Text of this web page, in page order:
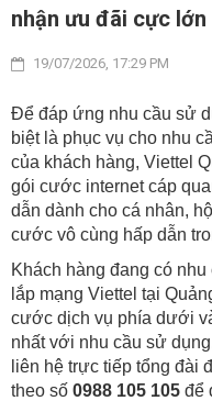
nhận ưu đãi cực lớn
19/07/2026, 17:29 PM
Để đáp ứng nhu cầu sử
biệt là phục vụ cho nhu
của khách hàng, Viettel
gói cước internet cáp
dẫn dành cho cá nhân,
cước vô cùng hấp dẫn
Khách hàng đang có
lắp mạng Viettel tại
cước dịch vụ phía dưới
nhất với nhu cầu sử
liên hệ trực tiếp tổng đài
theo số 0988 105 105 để